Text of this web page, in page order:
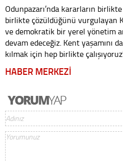
Odunpazarı’nda kararların
birlikte çözüldüğünü vurgulayan
ve demokratik bir yerel yönetim
devam edeceğiz. Kent yaşamını
kılmak için hep birlikte
HABER MERKEZİ